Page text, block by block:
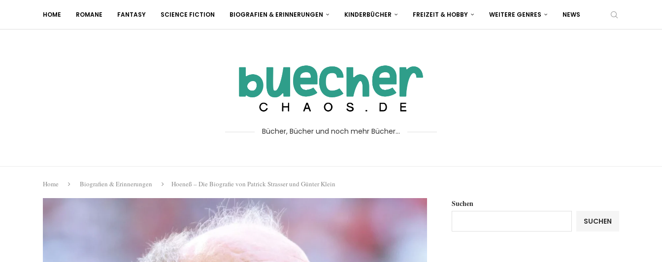
HOME ROMANE FANTASY SCIENCE FICTION BIOGRAFIEN & ERINNERUNGEN KINDERBÜCHER FREIZEIT & HOBBY WEITERE GENRES NEWS
Bücher, Bücher und noch mehr Bücher...
Home Biografien & Erinnerungen Hoeneß – Die Biografie von Patrick Strasser und Günter Klein
Suchen
SUCHEN